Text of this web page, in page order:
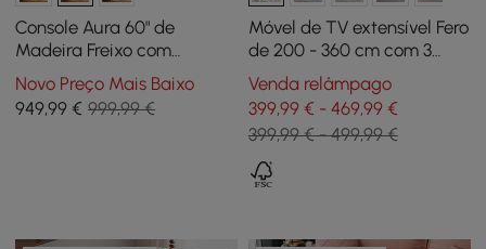
Console Aura 60" de
Madeira Freixo com
Detalhes Canelados em
Nogueira e Tampo de
Pedra Sinterizada
Novo Preço Mais Baixo
949,99 € 999,99 €
Móvel de TV extensível Fero
de 200 - 360 cm com 3
gavetas cinzentas
Venda relâmpago
399,99 € - 469,99 €
399,99 € - 499,99 €